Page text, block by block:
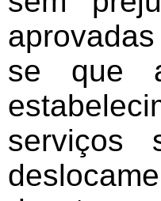
se que
serviços